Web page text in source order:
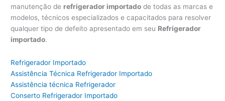
manutenção de refrigerador importado de todas as marcas e
modelos, técnicos especializados e capacitados para resolver
qualquer tipo de defeito apresentado em seu Refrigerador
importado.
Refrigerador Importado
Assistência Técnica Refrigerador Importado
Assistência técnica Refrigerador
Conserto Refrigerador Importado